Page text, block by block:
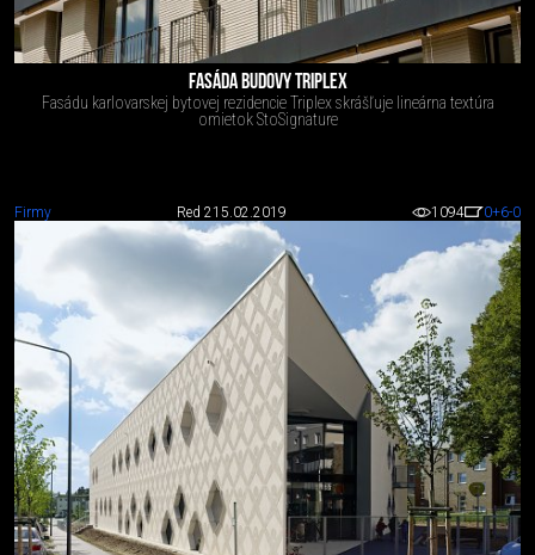
FASÁDA BUDOVY TRIPLEX
Fasádu karlovarskej bytovej rezidencie Triplex skrášľuje lineárna textúra
omietok StoSignature
Firmy Red 215.02.2019 1094 0+6-0